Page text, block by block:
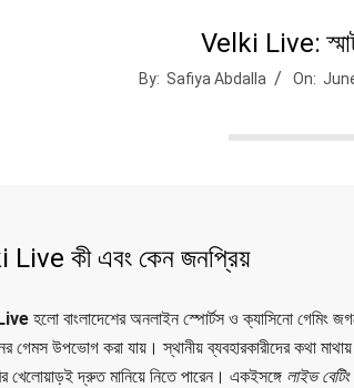
Velki Live:
By: Safiya Abdalla On:
Live কী এবং কেন জনপ্রিয়
হলো বাংলাদেশের অনলাইন স্পোর্টস ও ক্যাসিনো গেমিং
গেমস উপভোগ করা যায়। স্থানীয় ব্যবহারকারীদের কথা
খেলোয়াড়ই দ্রুত মানিয়ে নিতে পারেন। একইসঙ্গে লাইভ বেটিং